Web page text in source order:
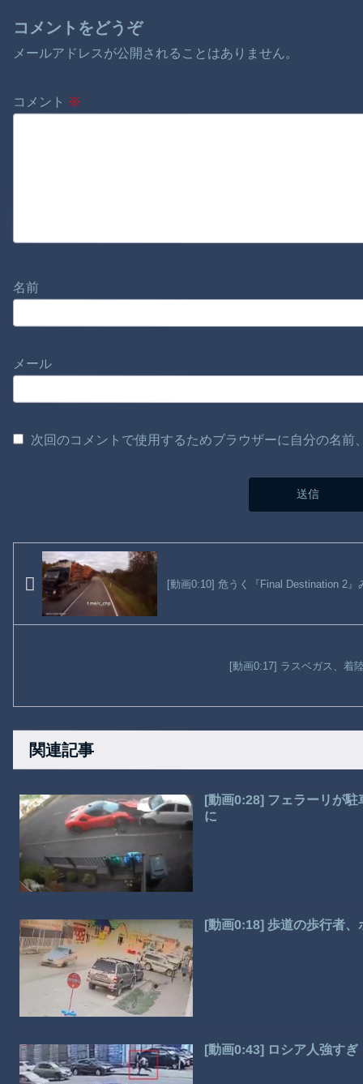
コメントをどうぞ
メールアドレスが公開されることはありません。
コメント ※
名前
メール
次回のコメントで使用するためブラウザーに自分の名
[動画0:10] 危うく『Final Destination 2
[動画0:17] ラスベガス、着
関連記事
[動画0:28] フェラーリが
に
[動画0:18] 歩道の歩行者
[動画0:43] ロシア人強す